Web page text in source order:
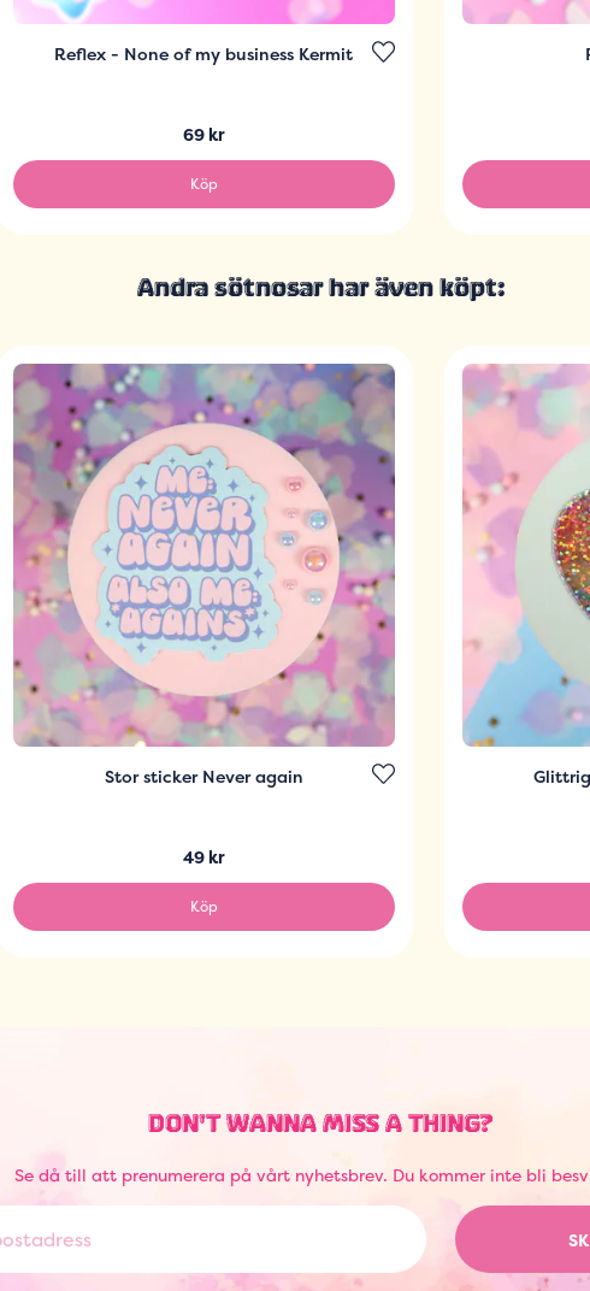
Reflex - None of my business Kermit
69 kr
Köp
Andra sötnosar har även köpt:
Stor sticker Never again
49 kr
Köp
DON'T WANNA MISS A THING?
Se då till att prenumerera på vårt nyhetsbrev. Du kommer inte bli